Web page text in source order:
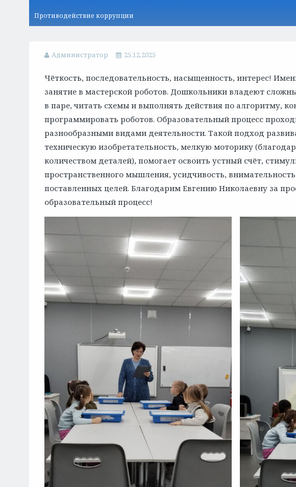
Противодействие коррупции
Администратор 25.12.2025
Чёткость, последовательность, насыщенность, интерес!
занятие в мастерской роботов. Дошкольники владеют
в паре, читать схемы и выполнять действия по алгоритму,
программировать роботов. Образовательный процесс
разнообразными видами деятельности. Такой подход
техническую изобретательность, мелкую моторику
количеством деталей), помогает освоить устный счёт,
пространственного мышления, усидчивость,
поставленных целей. Благодарим Евгению Николаевну за
образовательный процесс!